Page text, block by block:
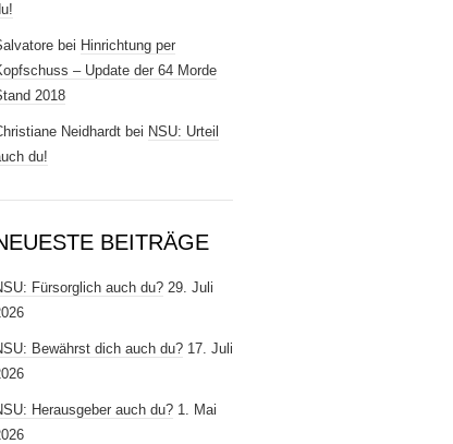
bei Hinrichtung per
– Update der 64 Morde
2018
Neidhardt bei NSU: Urteil
du!
BEITRÄGE
Fürsorglich auch du? 29. Juli
Bewährst dich auch du? 17. Juli
Herausgeber auch du? 1. Mai